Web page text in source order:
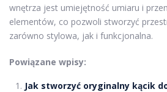
wnętrza jest umiejętność umiaru i
elementów, co pozwoli stworzyć
zarówno stylowa, jak i funkcjonalna.
Powiązane wpisy:
Jak stworzyć oryginalny kącik